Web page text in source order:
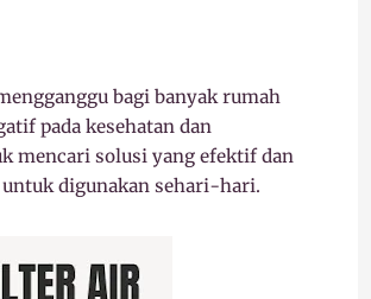
bagi banyak rumah
pada kesehatan dan
mencari solusi yang efektif dan
digunakan sehari-hari.